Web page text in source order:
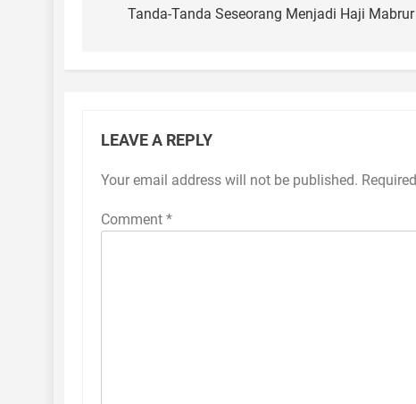
navigation
Tanda-Tanda Seseorang Menjadi Haji Mabrur
LEAVE A REPLY
Your email address will not be published.
Comment *